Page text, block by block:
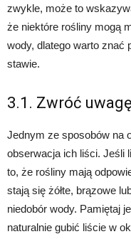
zwykle, może to
że niektóre rośliny mogą
wody, dlatego warto znać
stawie.
3.1. Zwróć
Jednym ze sposobów na
obserwacja ich liści. Jeśli
to, że rośliny mają
stają się żółte, brązowe
niedobór wody. Pamiętaj
naturalnie gubić liście w